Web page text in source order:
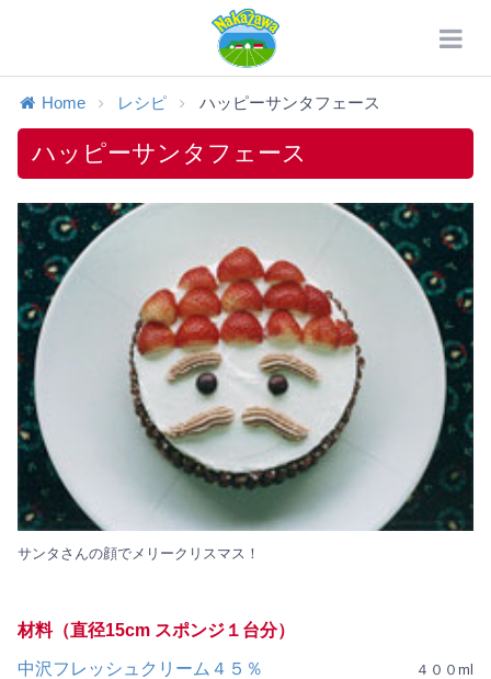
Home レシピ ハッピーサンタフェース
ハッピーサンタフェース
サンタさんの顔でメリークリスマス！
材料（直径15cm スポンジ１台分）
４００ml
中沢フレッシュクリーム４５％